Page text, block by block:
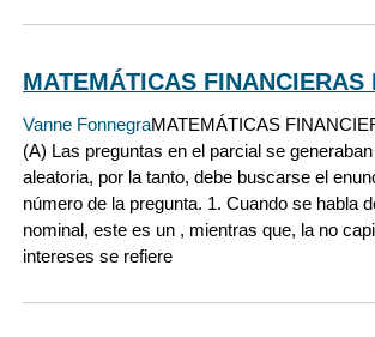
MATEMÁTICAS FINANCIERAS
Vanne FonnegraMATEMÁTICAS
(A) Las preguntas en el parcial se
aleatoria, por la tanto, debe buscarse el
número de la pregunta. 1. Cuando se habla
nominal, este es un , mientras que, la no
intereses se refiere